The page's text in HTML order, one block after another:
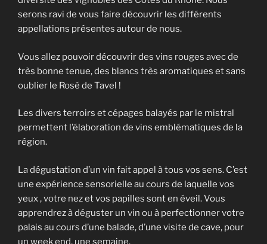
serons ravi de vous faire découvrir les différents
appellations présentes autour de nous.
Vous allez pouvoir découvrir des vins rouges avec de
très bonne tenue, des blancs très aromatiques et sans
oublier le Rosé de Tavel !
Les divers terroirs et cépages balayés par le mistral
permettent l’élaboration de vins emblématiques de la
région.
La dégustation d’un vin fait appel à tous vos sens. C’est
une expérience sensorielle au cours de laquelle vos
yeux , votre nez et vos papilles sont en éveil. Vous
apprendrez à déguster un vin ou à perfectionner votre
palais au cours d’une balade, d’une visite de cave, pour
un week end, une semaine.